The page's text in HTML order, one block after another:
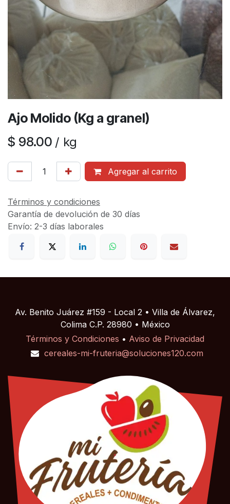
Ajo Molido (Kg a granel)
$ 98.00 / kg
Agregar al carrito
Términos y condiciones
Garantía de devolución de 30 días
Envío: 2-3 días laborales
Av. Benito Juárez #159 - Local 2 • Villa de Álvarez,
Colima C.P. 28980 • México
Términos y Condiciones • Aviso de Privacidad
cereales-mi-fruteria@soluciones120.com